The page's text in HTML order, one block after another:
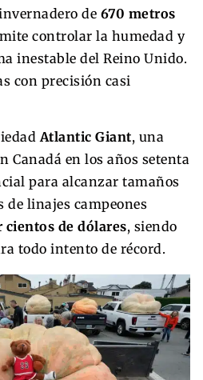
de 670 metros
controlar la humedad y
inestable del Reino Unido.
con precisión casi
Atlantic Giant, una
Canadá en los años setenta
para alcanzar tamaños
de linajes campeones
cientos de dólares, siendo
todo intento de récord.